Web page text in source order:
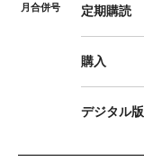
月合併号 定期購読
購入
デジタル版